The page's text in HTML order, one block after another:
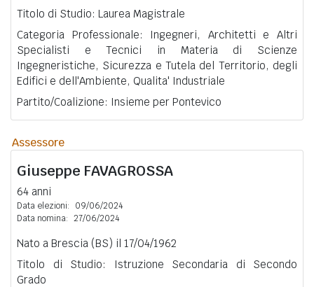
Titolo di Studio: Laurea Magistrale
Categoria Professionale: Ingegneri, Architetti e Altri
Specialisti e Tecnici in Materia di Scienze
Ingegneristiche, Sicurezza e Tutela del Territorio, degli
Edifici e dell'Ambiente, Qualita' Industriale
Partito/Coalizione: Insieme per Pontevico
Assessore
Giuseppe FAVAGROSSA
64 anni
Data elezioni:
09/06/2024
Data nomina: 27/06/2024
Nato a Brescia (BS) il 17/04/1962
Titolo di Studio: Istruzione Secondaria di Secondo
Grado